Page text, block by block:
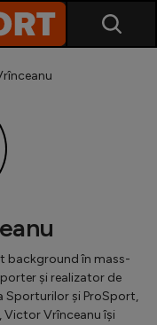
background în mass-
și realizator de
Sporturilor și ProSport,
Victor Vrînceanu își